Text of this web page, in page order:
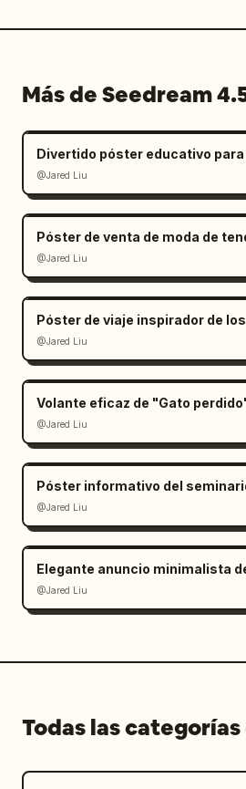
Más de Seedream
@Jared Liu
Póster de venta de moda de
@Jared Liu
Póster de viaje inspirador de
@Jared Liu
Volante eficaz de "Gato
@Jared Liu
@Jared Liu
@Jared Liu
Todas las